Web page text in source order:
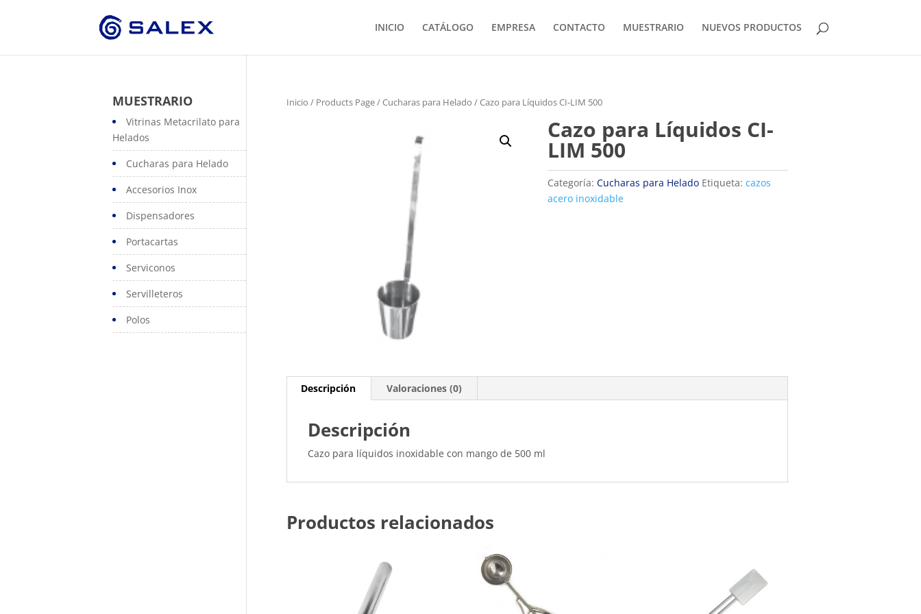
INICIO CATÁLOGO EMPRESA CONTACTO MUESTRARIO NUEVOS PRODUCTOS
Inicio / Products Page/Cucharas para Helado / Cazo para Líquidos CI-LIM 500
Cazo para Líquidos CI-
LIM 500
Categoría: Cucharas para Helado Etiqueta: cazos
acero inoxidable
Descripción Valoraciones (0)
Descripción
Cazo para líquidos inoxidable con mango de 500 ml
Productos relacionados
MUESTRARIO
Vitrinas Metacrilato para
Helados
Cucharas para Helado
Accesorios Inox
Dispensadores
Portacartas
Serviconos
Servilleteros
Polos